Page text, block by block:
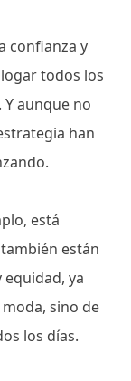
confianza y
todos los
aunque no
han
está
están
ya
sino de
los días.